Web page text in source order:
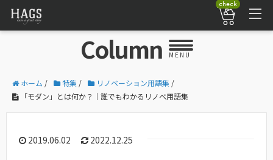
check
Column MENU
ホーム / 特集 / リノベーション用語集 /
「モダン」とは何か？｜誰でもわかるリノベ用語集
2019.06.02 2022.12.25